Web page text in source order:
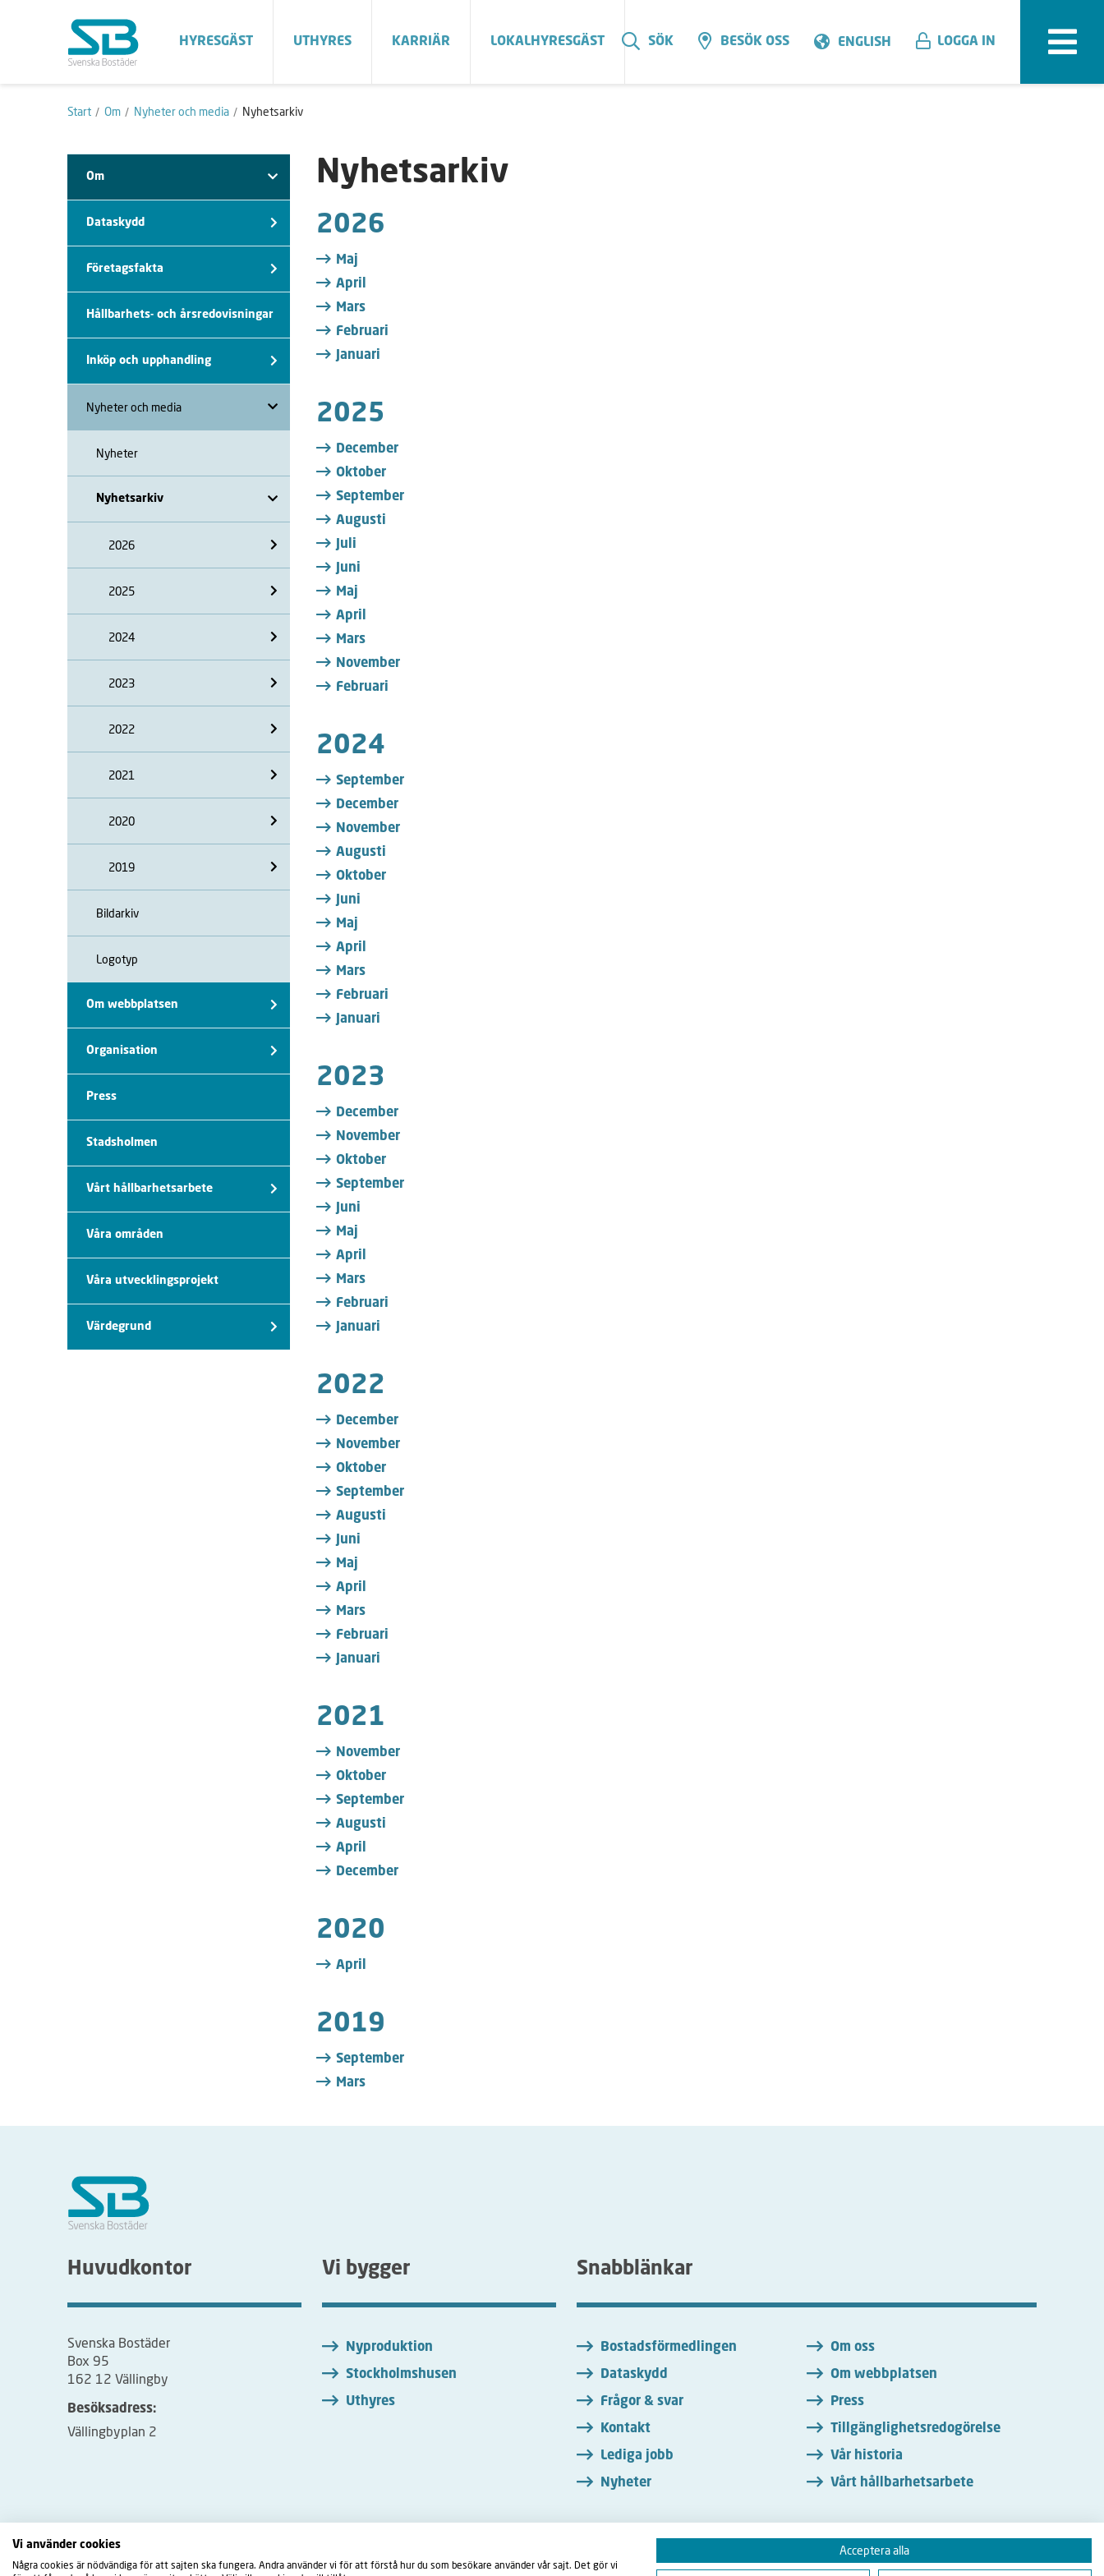
HYRESGÄST UTHYRES KARRIÄR LOKALHYRESGÄST SÖK BESÖK OSS ENGLISH LOGGA IN
Start Om Nyheter och media Nyhetsarkiv
Om
Dataskydd
Företagsfakta
Hållbarhets- och årsredovisningar
Inköp och upphandling
Nyheter och media
Nyheter
Nyhetsarkiv
2026
2025
2024
2023
2022
2021
2020
2019
Bildarkiv
Logotyp
Om webbplatsen
Organisation
Press
Stadsholmen
Vårt hållbarhetsarbete
Våra områden
Våra utvecklingsprojekt
Värdegrund
Nyhetsarkiv
2026
Maj
April
Mars
Februari
Januari
2025
December
Oktober
September
Augusti
Juli
Juni
Maj
April
Mars
November
Februari
2024
September
December
November
Augusti
Oktober
Juni
Maj
April
Mars
Februari
Januari
2023
December
November
Oktober
September
Juni
Maj
April
Mars
Februari
Januari
2022
December
November
Oktober
September
Augusti
Juni
Maj
April
Mars
Februari
Januari
2021
November
Oktober
September
Augusti
April
December
2020
April
2019
September
Mars
Huvudkontor
Svenska Bostäder
Box 95
162 12 Vällingby
Besöksadress:
Vällingbyplan 2
Vi bygger
Nyproduktion
Stockholmshusen
Uthyres
Snabblänkar
Bostadsförmedlingen
Dataskydd
Frågor & svar
Kontakt
Lediga jobb
Nyheter
Om oss
Om webbplatsen
Press
Tillgänglighetsredogörelse
Vår historia
Vårt hållbarhetsarbete
Vi använder cookies
Några cookies är nödvändiga för att sajten ska fungera. Andra använder vi för att förstå hur du som besökare använder vår sajt. Det gör vi
Acceptera alla